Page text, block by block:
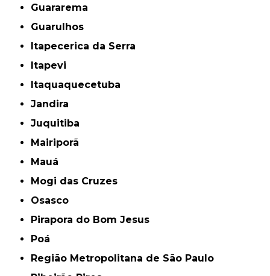
Guararema
Guarulhos
Itapecerica da Serra
Itapevi
Itaquaquecetuba
Jandira
Juquitiba
Mairiporã
Mauá
Mogi das Cruzes
Osasco
Pirapora do Bom Jesus
Poá
Região Metropolitana de São Paulo